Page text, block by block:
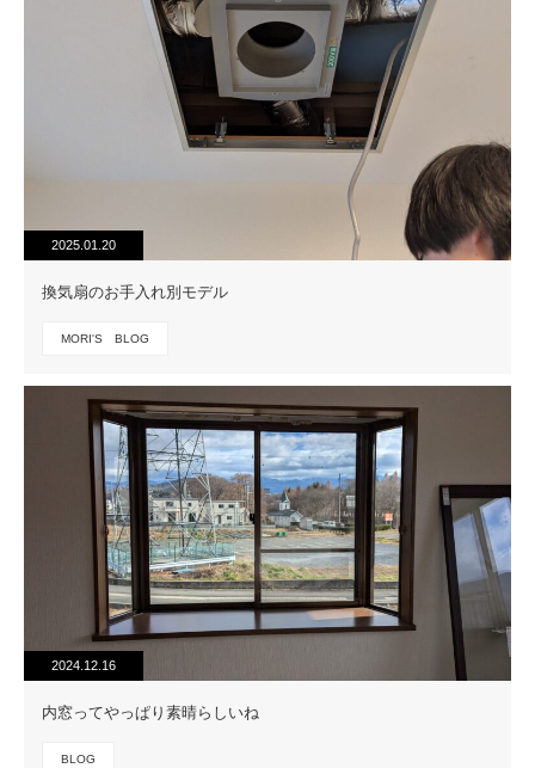
2025.01.20
換気扇のお手入れ別モデル
MORI'S BLOG
2024.12.16
内窓ってやっぱり素晴らしいね
BLOG